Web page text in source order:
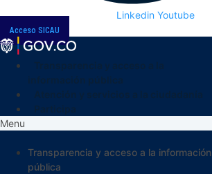
Linkedin Youtube
Acceso SICAU
Menu
Transparencia y acceso a la información
pública